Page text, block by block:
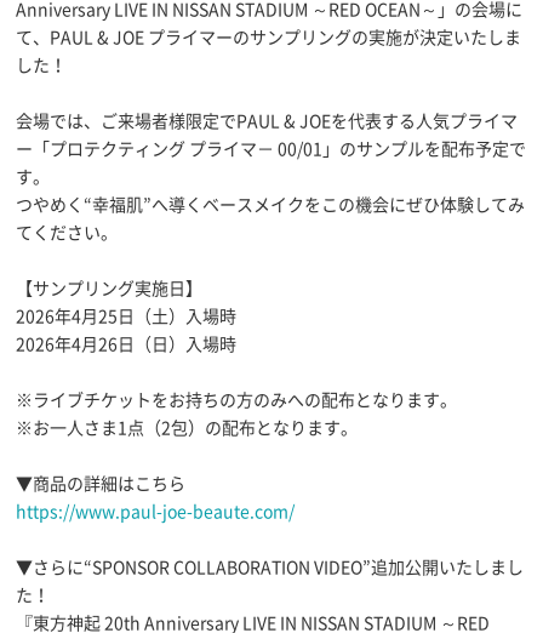
SPECIAL
Anniversary LIVE IN NISSAN STADIUM ～RED OCEAN～」の会場に
て、PAUL & JOE プライマーのサンプリングの実施が決定いたしま
した！
会場では、ご来場者様限定でPAUL & JOEを代表する人気プライマ
ー「プロテクティング プライマ－ 00/01」のサンプルを配布予定で
す。
つやめく“幸福肌”へ導くベースメイクをこの機会にぜひ体験してみ
てください。
【サンプリング実施日】
2026年4月25日（土）入場時
2026年4月26日（日）入場時
※ライブチケットをお持ちの方のみへの配布となります。
※お一人さま1点（2包）の配布となります。
▼商品の詳細はこちら
https://www.paul-joe-beaute.com/
▼さらに“SPONSOR COLLABORATION VIDEO”追加公開いたしまし
た！
『東方神起 20th Anniversary LIVE IN NISSAN STADIUM ～RED